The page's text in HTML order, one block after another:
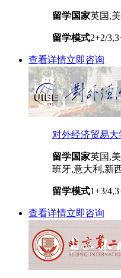
留学国家英国,
留学模式2+2/
查看详情立即咨询
对外经济贸易大
留学国家英国,
班牙,意大利,新
留学模式1+3/
查看详情立即咨询